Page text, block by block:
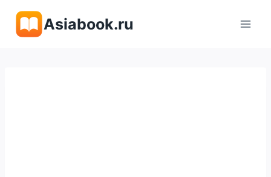
содержимому
Asiabook.ru